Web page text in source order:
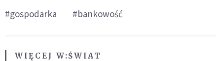
#gospodarka #bankowość
WIĘCEJ W:ŚWIAT